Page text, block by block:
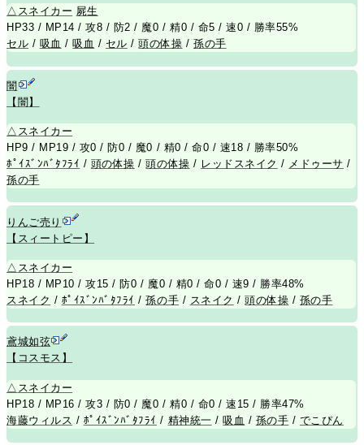
△ スネイカー 屍生
HP33 / MP14 / 攻8 / 防2 / 魔0 / 精0 / 命5 / 速0 / 勝率55%
セル / 吸血 /吸血 / セル /頭の体操 /孫の手
闇
【闇】
△ スネイカー
HP9 / MP19 / 攻0 / 防0 / 魔0 / 精0 / 命0 / 速18 / 勝率50%
ﾎﾟｲｽﾞﾝﾊﾞﾀﾌﾗｲ / 頭の体操 /頭の体操 / レッドスネイク / メドゥーサ /
孫の手
りんご売り
【スィートピー】
△ スネイカー
HP18 / MP10 / 攻15 / 防0 / 魔0 / 精0 / 命0 / 速9 / 勝率48%
スネイク / ﾎﾟｲｽﾞﾝﾊﾞﾀﾌﾗｲ /孫の手 / スネイク /頭の体操 / 孫の手
鳶城如弦
【コスモス】
△ スネイカー
HP18 / MP16 / 攻3 / 防0 / 魔0 / 精0 / 命0 / 速15 / 勝率47%
海藤ウィルス / ﾎﾟｲｽﾞﾝﾊﾞﾀﾌﾗｲ / 精神統一 /吸血 / 孫の手 / でこぴん